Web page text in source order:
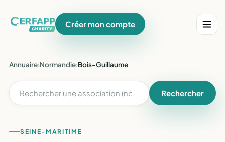
Créer mon compte
Annuaire›Normandie›Bois-Guillaume
Rechercher
SEINE-MARITIME